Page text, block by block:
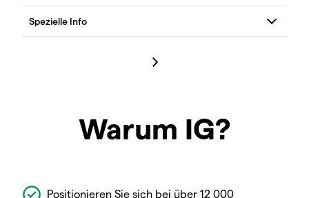
Warum IG?
Positionieren Sie sich bei über 12 000